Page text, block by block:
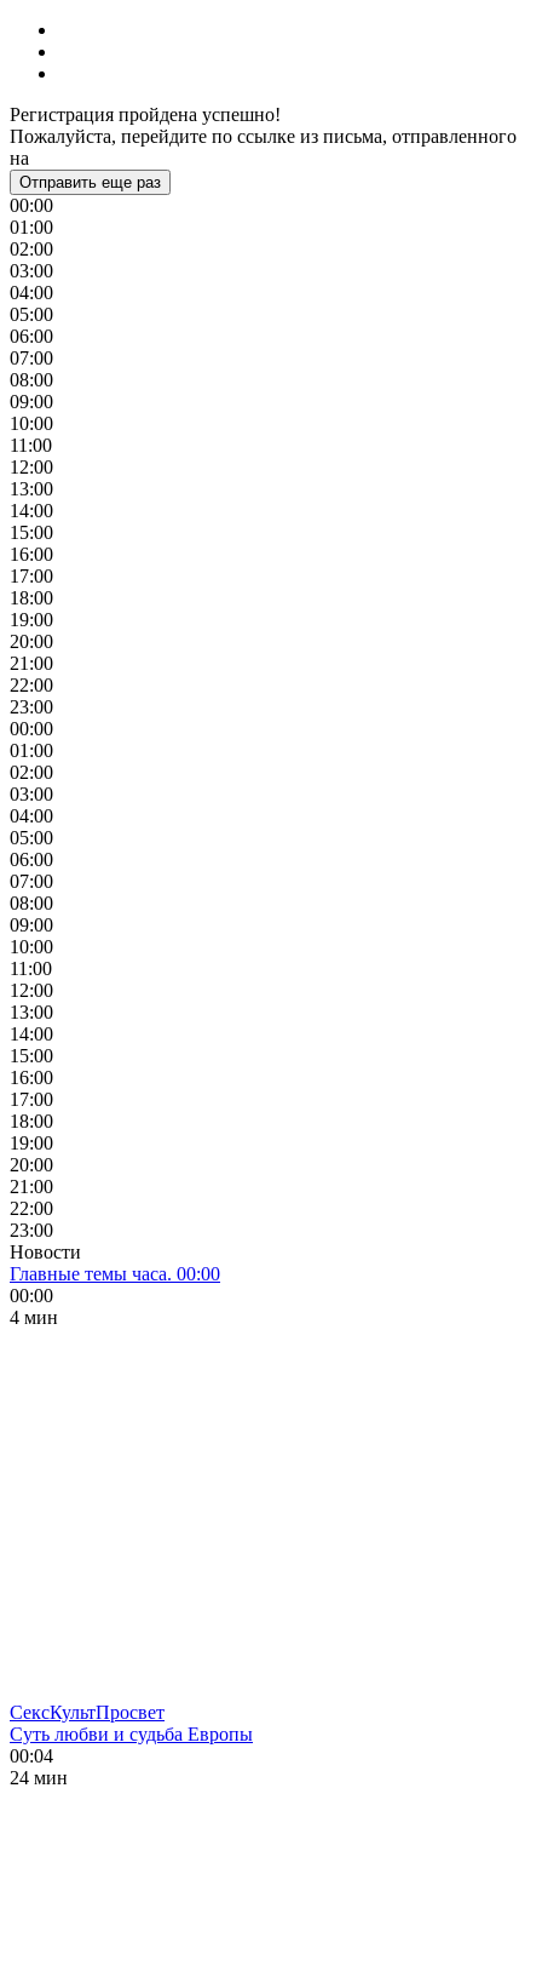
Регистрация пройдена успешно!
Пожалуйста, перейдите по ссылке из письма, отправленного
на
Отправить еще раз
00:00
01:00
02:00
03:00
04:00
05:00
06:00
07:00
08:00
09:00
10:00
11:00
12:00
13:00
14:00
15:00
16:00
17:00
18:00
19:00
20:00
21:00
22:00
23:00
00:00
01:00
02:00
03:00
04:00
05:00
06:00
07:00
08:00
09:00
10:00
11:00
12:00
13:00
14:00
15:00
16:00
17:00
18:00
19:00
20:00
21:00
22:00
23:00
Новости
Главные темы часа. 00:00
00:00
4 мин
СексКультПросвет
Суть любви и судьба Европы
00:04
24 мин